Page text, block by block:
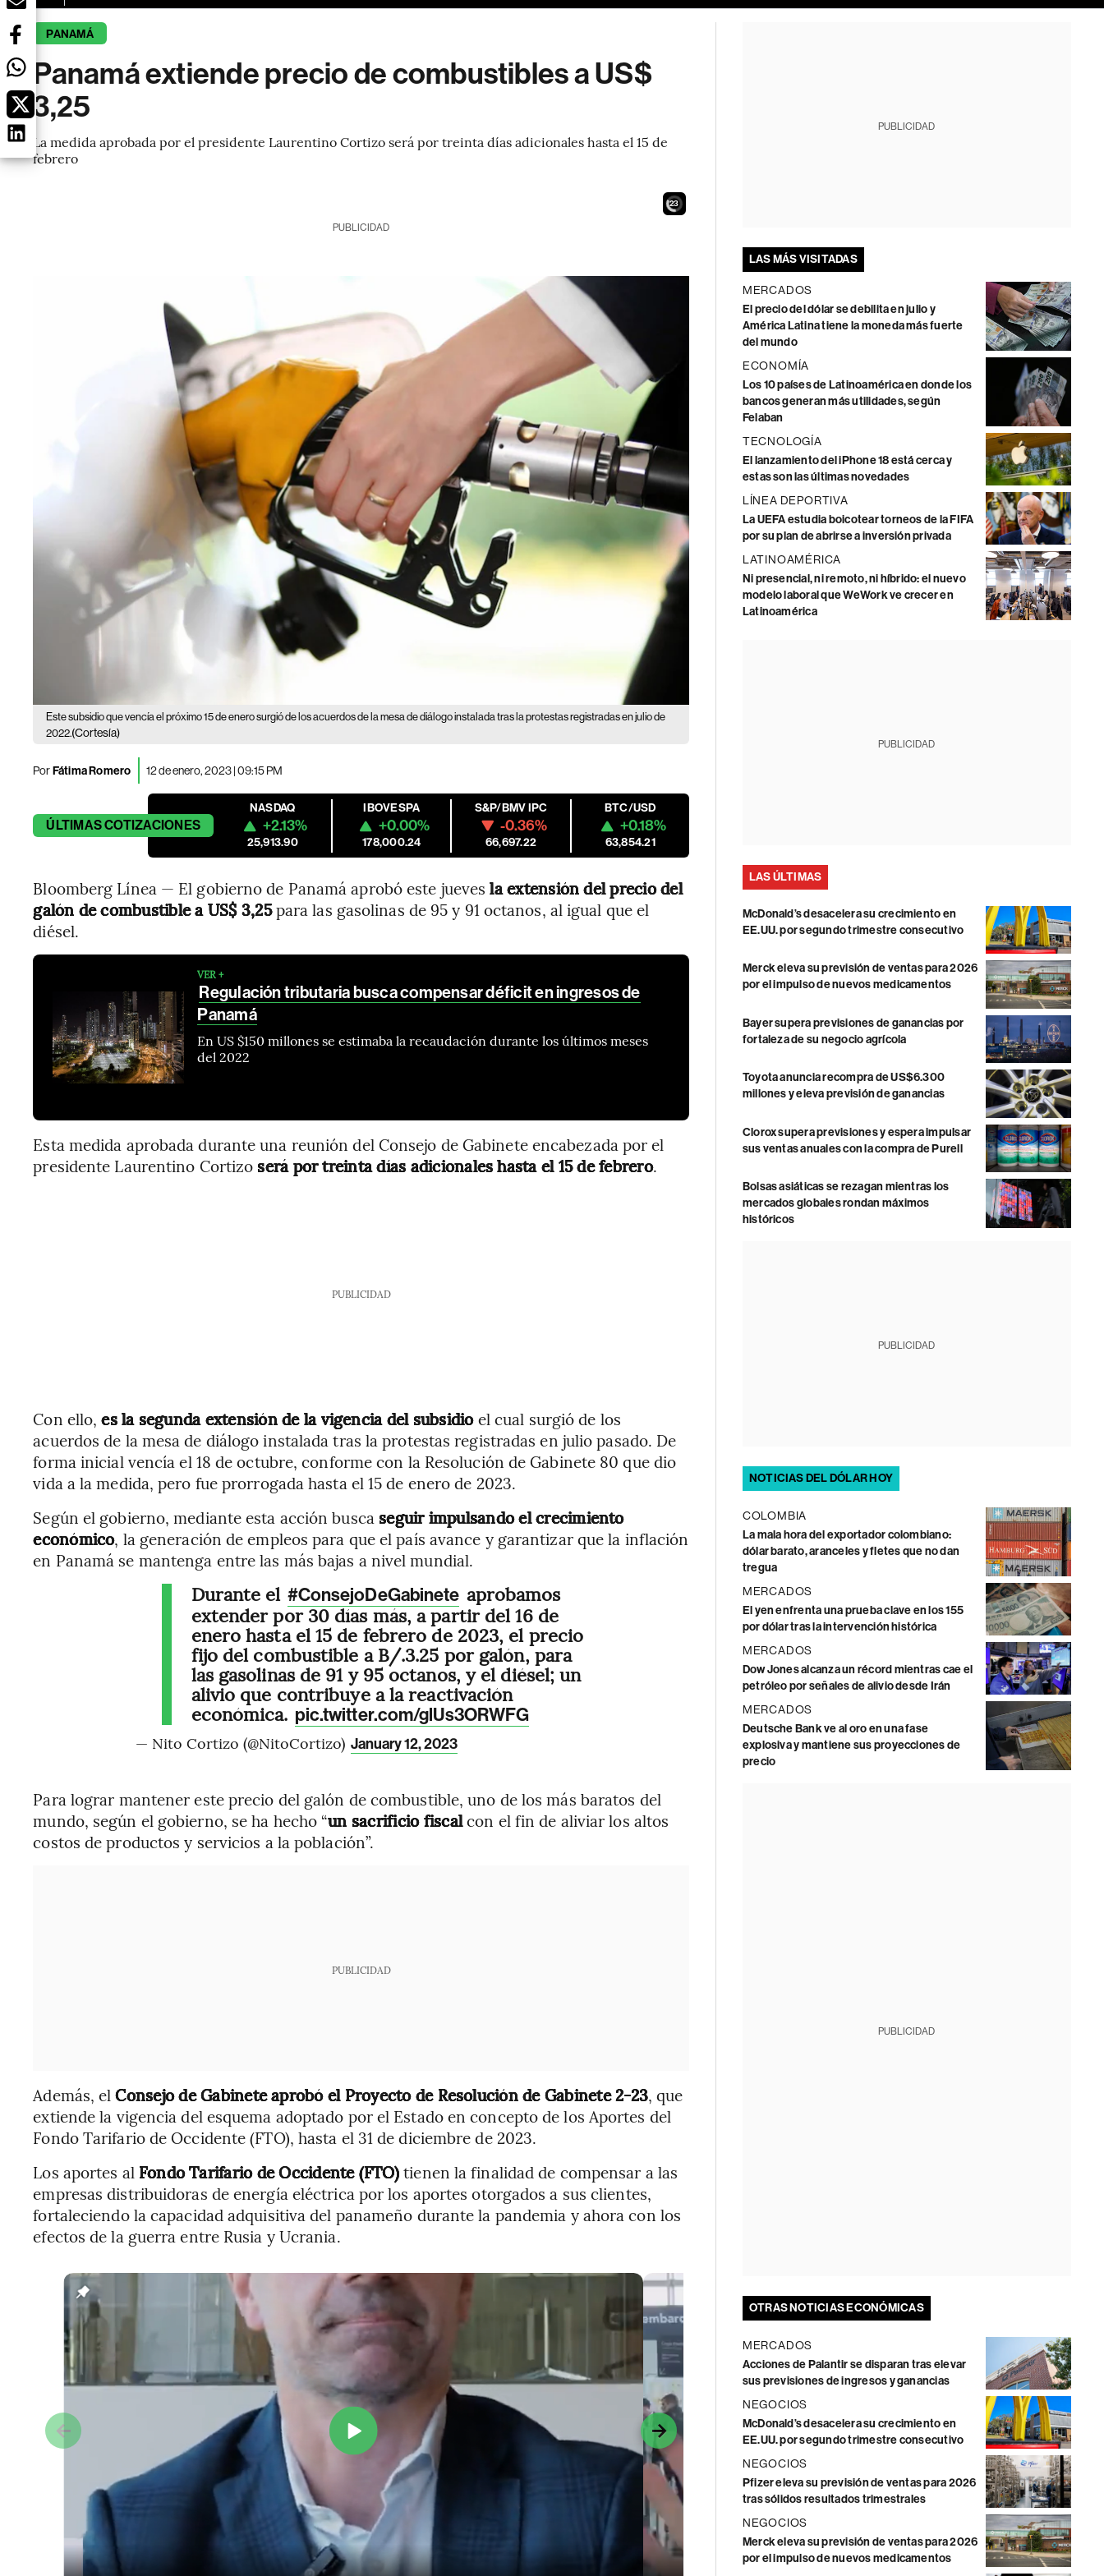
PANAMÁ
Panamá extiende precio de combustibles a US$
3,25
La medida aprobada por el presidente Laurentino Cortizo será por treinta días adicionales hasta el 15 de
febrero
21
PUBLICIDAD
Este subsidio que vencía el próximo 15 de enero surgió de los acuerdos de la mesa de diálogo instalada tras la protestas registradas en julio de
2022.(Cortesía)
PorFátima Romero 12 de enero, 2023 | 09:15 PM
ÚLTIMASCOTIZACIONES
NASDAQ
+2.13%
25,913.90
IBOVESPA
+0.00%
178,000.24
S&P/BMV IPC
-0.36%
66,697.22
BTC/USD
+0.18%
63,854.21
Bloomberg Línea — El gobierno de Panamá aprobó este jueves la extensión del precio del
galón de combustible a US$ 3,25para las gasolinas de 95 y 91 octanos, al igual que el
diésel.
VER +
Regulación tributaria busca compensar déficit en ingresos de
Panamá
En US $150 millones se estimaba la recaudación durante los últimos meses
del 2022
Esta medida aprobada durante una reunión del Consejo de Gabinete encabezada por el
presidente Laurentino Cortizo será por treinta días adicionales hasta el 15 de febrero.
PUBLICIDAD
Con ello,es la segunda extensión de la vigencia del subsidioel cual surgió de los
acuerdos de la mesa de diálogo instalada tras la protestas registradas en julio pasado. De
forma inicial vencía el 18 de octubre, conforme con la Resolución de Gabinete 80 que dio
vida a la medida, pero fue prorrogada hasta el 15 de enero de 2023.
Según el gobierno, mediante esta acción busca seguir impulsando el crecimiento
económico, la generación de empleos para que el país avance y garantizar que la inflación
en Panamá se mantenga entre las más bajas a nivel mundial.
Durante el #ConsejoDeGabinete aprobamos
extender por 30 días más, a partir del 16 de
enero hasta el 15 de febrero de 2023, el precio
fijo del combustible a B/.3.25 por galón, para
las gasolinas de 91 y 95 octanos, y el diésel; un
alivio que contribuye a la reactivación
económica. pic.twitter.com/glUs3ORWFG
— Nito Cortizo (@NitoCortizo) January 12, 2023
Para lograr mantener este precio del galón de combustible, uno de los más baratos del
mundo, según el gobierno, se ha hecho “un sacrificio fiscalcon el fin de aliviar los altos
costos de productos y servicios a la población”.
PUBLICIDAD
Además, elConsejo de Gabinete aprobó el Proyecto de Resolución de Gabinete 2-23, que
extiende la vigencia del esquema adoptado por el Estado en concepto de los Aportes del
Fondo Tarifario de Occidente (FTO), hasta el 31 de diciembre de 2023.
Los aportes al Fondo Tarifario de Occidente (FTO)tienen la finalidad de compensar a las
empresas distribuidoras de energía eléctrica por los aportes otorgados a sus clientes,
fortaleciendo la capacidad adquisitiva del panameño durante la pandemia y ahora con los
efectos de la guerra entre Rusia y Ucrania.
PUBLICIDAD
LAS MÁS VISITADAS
MERCADOS
El precio del dólar se debilita en julio y
América Latina tiene la moneda más fuerte
del mundo
ECONOMÍA
Los 10 países de Latinoamérica en donde los
bancos generan más utilidades, según
Felaban
TECNOLOGÍA
El lanzamiento del iPhone 18 está cerca y
estas son las últimas novedades
LÍNEA DEPORTIVA
La UEFA estudia boicotear torneos de la FIFA
por su plan de abrirse a inversión privada
LATINOAMÉRICA
Ni presencial, ni remoto, ni híbrido: el nuevo
modelo laboral que WeWork ve crecer en
Latinoamérica
PUBLICIDAD
LAS ÚLTIMAS
McDonald’s desacelera su crecimiento en
EE.UU. por segundo trimestre consecutivo
Merck eleva su previsión de ventas para 2026
por el impulso de nuevos medicamentos
Bayer supera previsiones de ganancias por
fortaleza de su negocio agrícola
Toyota anuncia recompra de US$6.300
millones y eleva previsión de ganancias
Clorox supera previsiones y espera impulsar
sus ventas anuales con la compra de Purell
Bolsas asiáticas se rezagan mientras los
mercados globales rondan máximos
históricos
PUBLICIDAD
NOTICIAS DEL DÓLAR HOY
COLOMBIA
La mala hora del exportador colombiano:
dólar barato, aranceles y fletes que no dan
tregua
MERCADOS
El yen enfrenta una prueba clave en los 155
por dólar tras la intervención histórica
MERCADOS
Dow Jones alcanza un récord mientras cae el
petróleo por señales de alivio desde Irán
MERCADOS
Deutsche Bank ve al oro en una fase
explosiva y mantiene sus proyecciones de
precio
PUBLICIDAD
OTRAS NOTICIAS ECONÓMICAS
MERCADOS
Acciones de Palantir se disparan tras elevar
sus previsiones de ingresos y ganancias
NEGOCIOS
McDonald’s desacelera su crecimiento en
EE.UU. por segundo trimestre consecutivo
NEGOCIOS
Pfizer eleva su previsión de ventas para 2026
tras sólidos resultados trimestrales
NEGOCIOS
Merck eleva su previsión de ventas para 2026
por el impulso de nuevos medicamentos